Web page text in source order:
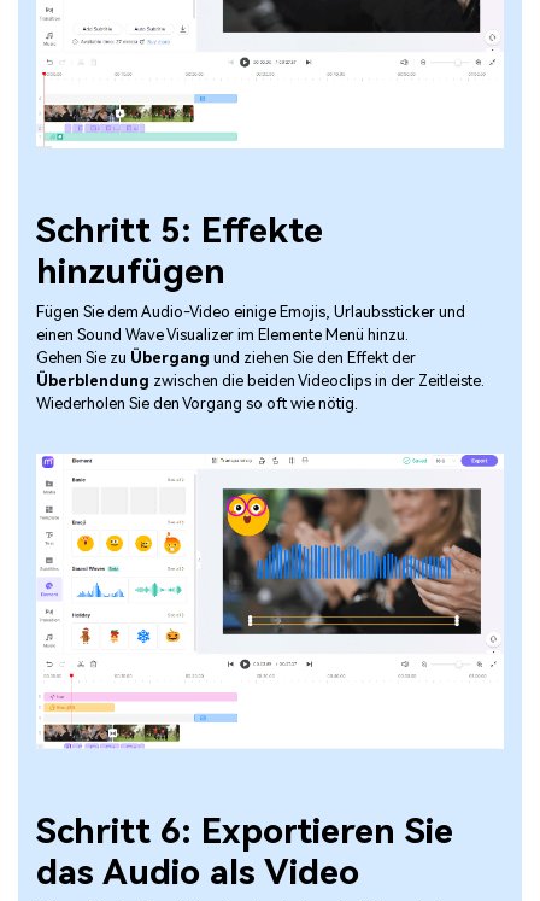
Schritt 5: Effekte
hinzufügen
Fügen Sie dem Audio-Video einige Emojis, Urlaubssticker und
einen Sound Wave Visualizer im Elemente Menü hinzu.
Gehen Sie zu Übergang und ziehen Sie den Effekt der
Überblendung zwischen die beiden Videoclips in der Zeitleiste.
Wiederholen Sie den Vorgang so oft wie nötig.
Schritt 6: Exportieren Sie
das Audio als Video